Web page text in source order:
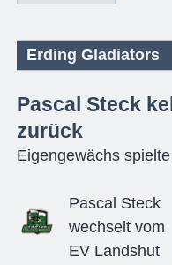
Erding Gladiators
Pascal Steck
zurück
Eigengewächs
Pascal Steck
wechselt vom
EV Landshut